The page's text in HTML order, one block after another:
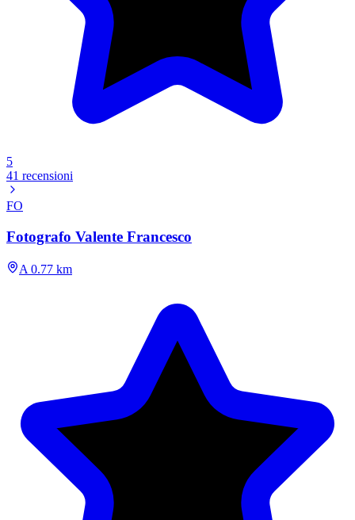
5
41 recensioni
FO
Fotografo Valente Francesco
A 0.77 km